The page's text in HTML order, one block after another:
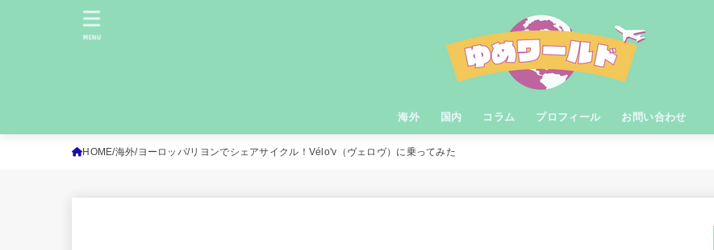
海外 国内 コラム プロフィール お問い合わせ
MENU
HOME 海外 ヨーロッパ リヨンでシェアサイクル！Vélo'v（ヴェロヴ）に乗ってみた